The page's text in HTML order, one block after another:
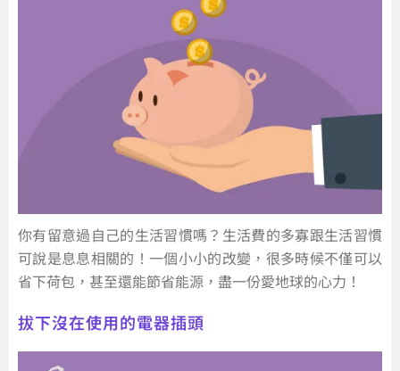
你有留意過自己的生活習慣嗎？生活費的多寡跟生活習慣
可說是息息相關的！一個小小的改變，很多時候不僅可以
省下荷包，甚至還能節省能源，盡一份愛地球的心力！
拔下沒在使用的電器插頭